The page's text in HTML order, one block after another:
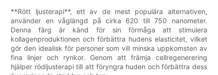
**Rött ljusterapi**, ett av de mest populära alternativen,
använder en våglängd på cirka 620 till 750 nanometer.
Denna färg är känd för sin förmåga att stimulera
kollagenproduktionen och förbättra hudens elasticitet, vilket
gör den idealisk för personer som vill minska uppkomsten av
fina linjer och rynkor. Genom att främja cellregenerering
hjälper rödljusterapi till att föryngra huden och förbättra dess